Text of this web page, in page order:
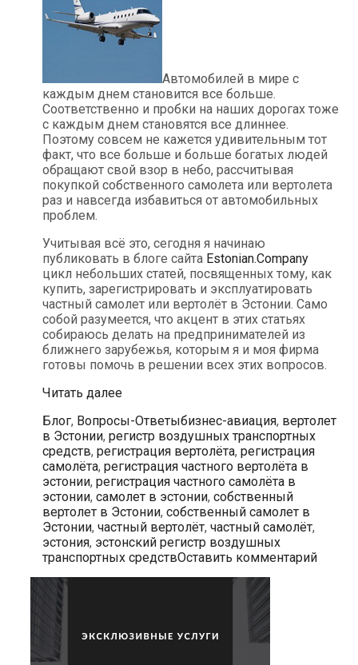
Автомобилей в мире с
каждым днем становится все больше.
Соответственно и пробки на наших дорогах тоже
с каждым днем становятся все длиннее.
Поэтому совсем не кажется удивительным тот
факт, что все больше и больше богатых людей
обращают свой взор в небо, рассчитывая
покупкой собственного самолета или вертолета
раз и навсегда избавиться от автомобильных
проблем.
Учитывая всё это, сегодня я начинаю
публиковать в блоге сайта Estonian.Company
цикл небольших статей, посвященных тому, как
купить, зарегистрировать и эксплуатировать
частный самолет или вертолёт в Эстонии. Само
собой разумеется, что акцент в этих статьях
собираюсь делать на предпринимателей из
ближнего зарубежья, которым я и моя фирма
готовы помочь в решении всех этих вопросов.
Читать далееКакие
требуются
для
регистрации
частного
самолета
в
Эстонии?
Рубрики
Блог, Вопросы-ОтветыМетки
бизнес-авиация, вертолет
в Эстонии, регистр воздушных транспортных
средств, регистрация вертолёта, регистрация
самолёта, регистрация частного вертолёта в
эстонии, регистрация частного самолёта в
эстонии, самолет в эстонии, собственный
вертолет в Эстонии, собственный самолет в
Эстонии, частный вертолёт, частный самолёт,
эстония, эстонский регистр воздушных
транспортных средствОставить комментарий